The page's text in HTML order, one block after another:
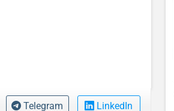
Telegram LinkedIn